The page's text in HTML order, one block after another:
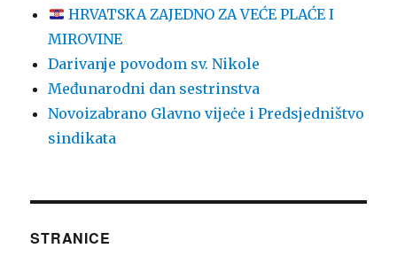
HRVATSKA ZAJEDNO ZA VEĆE PLAĆE I
MIROVINE
Darivanje povodom sv. Nikole
Međunarodni dan sestrinstva
Novoizabrano Glavno vijeċe i Predsjedništvo
sindikata
STRANICE